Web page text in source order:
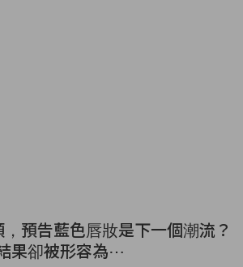
預告藍色唇妝是下一個潮流？
果卻被形容為⋯